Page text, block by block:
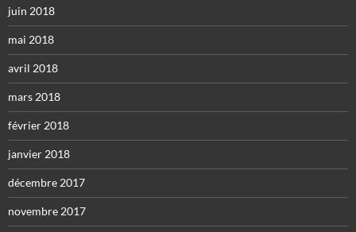
juin 2018
mai 2018
avril 2018
mars 2018
février 2018
janvier 2018
décembre 2017
novembre 2017